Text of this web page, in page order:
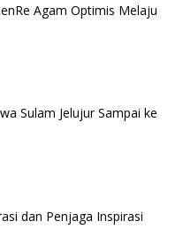
Agam Optimis Melaju
Sulam Jelujur Sampai ke
dan Penjaga Inspirasi